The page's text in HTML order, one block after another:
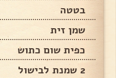
בטטה
שמן זית
כפית שום כתוש
2 שמנת לבישול